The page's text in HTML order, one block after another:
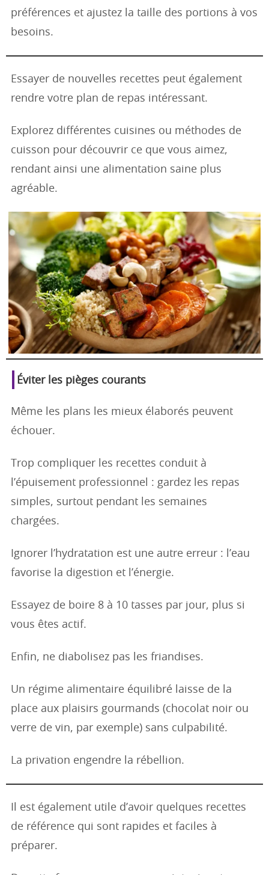
préférences et ajustez la taille des portions à vos
besoins.
Essayer de nouvelles recettes peut également
rendre votre plan de repas intéressant.
Explorez différentes cuisines ou méthodes de
cuisson pour découvrir ce que vous aimez,
rendant ainsi une alimentation saine plus
agréable.
Éviter les pièges courants
Même les plans les mieux élaborés peuvent
échouer.
Trop compliquer les recettes conduit à
l’épuisement professionnel : gardez les repas
simples, surtout pendant les semaines
chargées.
Ignorer l’hydratation est une autre erreur : l’eau
favorise la digestion et l’énergie.
Essayez de boire 8 à 10 tasses par jour, plus si
vous êtes actif.
Enfin, ne diabolisez pas les friandises.
Un régime alimentaire équilibré laisse de la
place aux plaisirs gourmands (chocolat noir ou
verre de vin, par exemple) sans culpabilité.
La privation engendre la rébellion.
Il est également utile d’avoir quelques recettes
de référence qui sont rapides et faciles à
préparer.